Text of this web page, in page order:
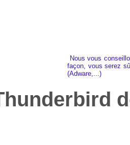
Nous vous
façon, vous serez
(Adware,...)